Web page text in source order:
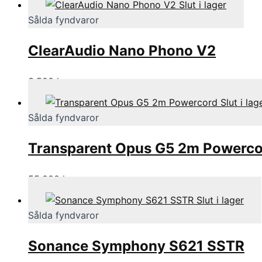
Slut i lager
Sålda fyndvaror
ClearAudio Nano Phono V2
3,500 kr
Slut i
Sålda fyndvaror
Transparent Opus G5 2m
55,000 kr
Slut i lager
Sålda fyndvaror
Sonance Symphony S621 SSTR